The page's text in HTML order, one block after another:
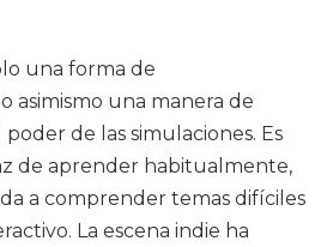
una forma de
asimismo una manera de
de las simulaciones. Es
de aprender habitualmente,
a comprender temas difíciles
La escena indie ha